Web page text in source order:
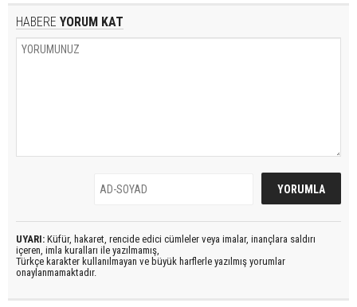
HABERE YORUM KAT
UYARI: Küfür, hakaret, rencide edici cümleler veya imalar, inançlara saldırı
içeren, imla kuralları ile yazılmamış,
Türkçe karakter kullanılmayan ve büyük harflerle yazılmış yorumlar
onaylanmamaktadır.